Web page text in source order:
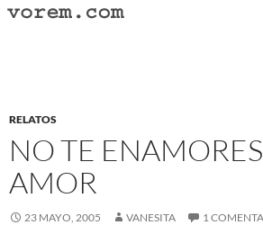
Saltar
RELATOS
NO TE ENAMORES
AMOR
23 MAYO, 2005 VANESITA 1